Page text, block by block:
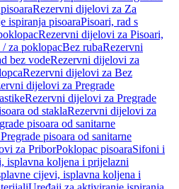
Rezervni dijelovi za Za
ispiranja pisoaraPisoari, rad s
Rezervni dijelovi za Pisoari,
za poklopacBez rubaRezervni
bez vodeRezervni dijelovi za
Rezervni dijelovi za Bez
dijelovi za Pregrade
Rezervni dijelovi za Pregrade
od staklaRezervni dijelovi za
pisoara od sanitarne
pisoara od sanitarne
za PriborPoklopac pisoaraSifoni i
isplavna koljena i prijelazni
cijevi, isplavna koljena i